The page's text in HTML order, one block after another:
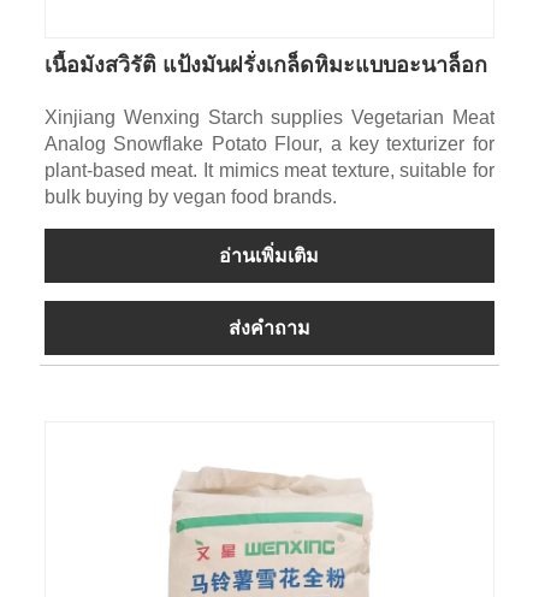
เนื้อมังสวิรัติ แป้งมันฝรั่งเกล็ดหิมะแบบอะนาล็อก
Xinjiang Wenxing Starch supplies Vegetarian Meat
Analog Snowflake Potato Flour, a key texturizer for
plant-based meat. It mimics meat texture, suitable for
bulk buying by vegan food brands.
อ่านเพิ่มเติม
ส่งคำถาม